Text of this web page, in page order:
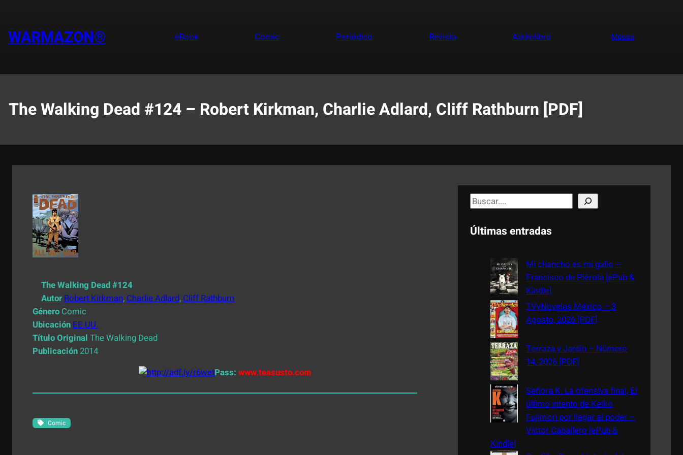
contenido
WARMAZON® eBook Comic Periódico Revista Audiolibro Música
The Walking Dead #124 – Robert Kirkman, Charlie Adlard, Cliff Rathburn [PDF]
The Walking Dead #124
Autor Robert Kirkman, Charlie Adlard, Cliff Rathburn
Género Comic
Ubicación EE.UU.
Título Original The Walking Dead
Publicación 2014
Pass: www.teasusto.com
Comic
S
e
a
Últimas entradas
Mi chancho es mi gallo –
Francisco de Piérola [ePub &
Kindle]
TVyNovelas México – 3
Agosto, 2026 [PDF]
Terraza y Jardín – Número
14, 2026 [PDF]
Señora K. La ofensiva final, El
último intento de Keiko
Fujimori por llegar al poder –
Víctor Caballero [ePub &
Kindle]